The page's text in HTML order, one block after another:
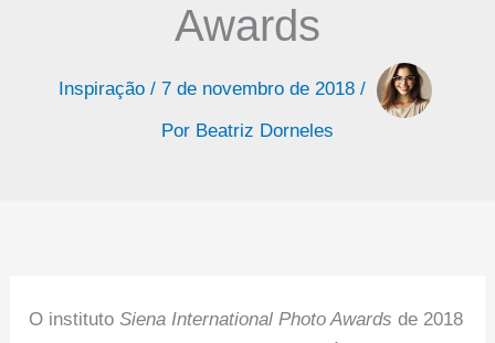
Awards
Inspiração/ 7 de novembro de 2018 /
Por Beatriz Dorneles
O institutoSiena International Photo Awards de 2018